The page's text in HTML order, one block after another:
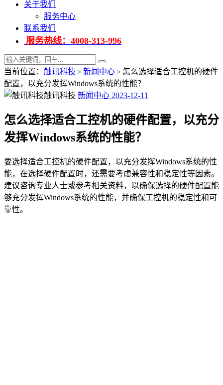
关于我们
服务中心
联系我们
服务热线：4008-313-996
当前位置： 触讯科技 > 新闻中心 > 怎么选择适合工控机的硬件
配置，以充分发挥Windows系统的性能？
触讯科技 新闻中心 2023-12-11
怎么选择适合工控机的硬件配置，以充分
发挥Windows系统的性能？
要选择适合工控机的硬件配置，以充分发挥Windows系统的性
能，在选择硬件配置时，还需要考虑兼容性和稳定性等因素。
建议咨询专业人士或参考相关资料，以确保选择的硬件配置能
够充分发挥Windows系统的性能，并确保工控机的稳定性和可
靠性。